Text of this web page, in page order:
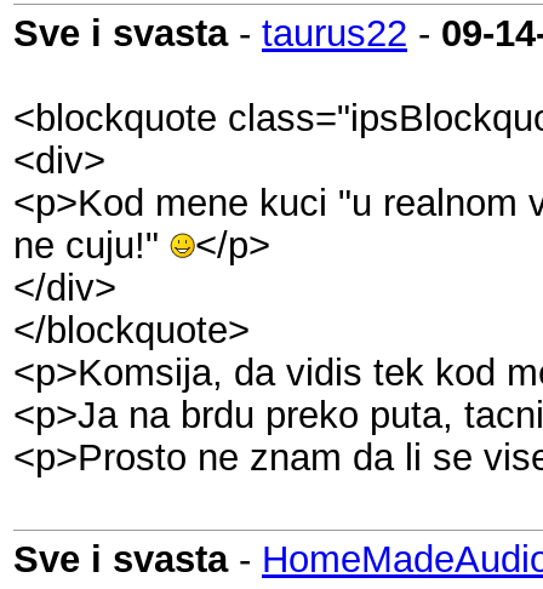
Sve i svasta- taurus22 - 09-
<blockquote
<div>
<p>Kod mene kuci "u realnom
ne cuju!"
</p>
</div>
</blockquote>
<p>Komsija, da vidis tek kod
<p>Ja na brdu preko puta,
<p>Prosto ne znam da li se
Sve i svasta-